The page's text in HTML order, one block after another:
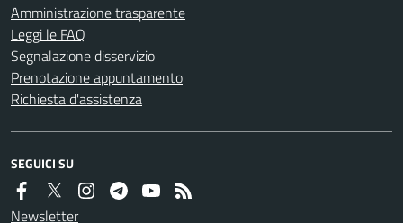
Amministrazione trasparente
Leggi le FAQ
Segnalazione disservizio
Prenotazione appuntamento
Richiesta d'assistenza
SEGUICI SU
Newsletter